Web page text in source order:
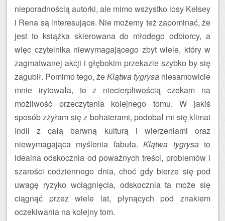
nieporadnością autorki, ale mimo wszystko losy Kelsey
i Rena są interesujące. Nie możemy też zapominać, że
jest to książka skierowana do młodego odbiorcy, a
więc czytelnika niewymagającego zbyt wiele, który w
zagmatwanej akcji i głębokim przekazie szybko by się
zagubił. Pomimo tego, żeKlątwa tygrysa niesamowicie
mnie irytowała, to z niecierpliwością czekam na
możliwość przeczytania kolejnego tomu. W jakiś
sposób zżyłam się z bohaterami, podobał mi się klimat
Indii z całą barwną kulturą i wierzeniami oraz
niewymagająca myślenia fabuła.Klątwa tygrysato
idealna odskocznia od poważnych treści, problemów i
szarości codziennego dnia, choć gdy bierze się pod
uwagę ryzyko wciągnięcia, odskocznia ta może się
ciągnąć przez wiele lat, płynących pod znakiem
oczekiwania na kolejny tom.